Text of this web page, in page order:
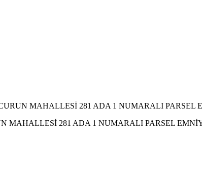
MAHALLESİ 281 ADA 1 NUMARALI PARSEL
281 ADA 1 NUMARALI PARSEL